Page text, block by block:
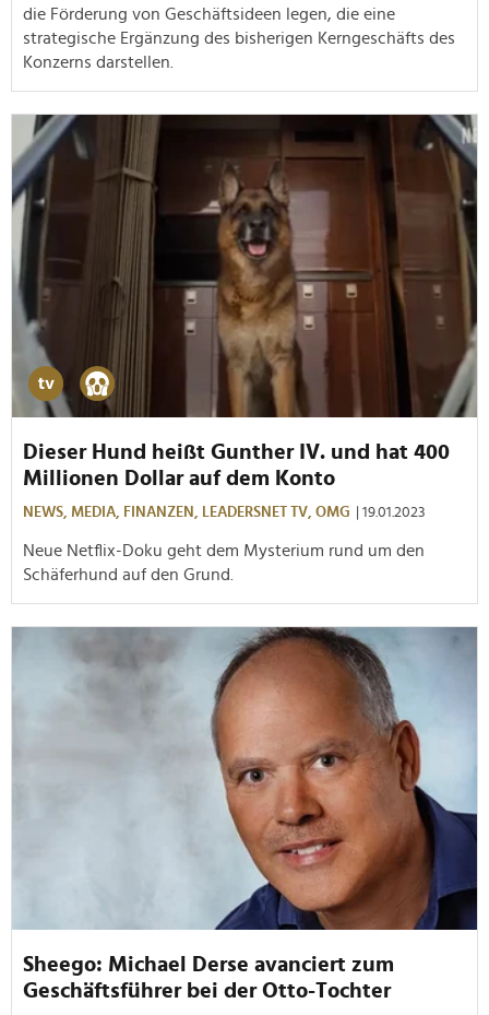
die Förderung von Geschäftsideen legen, die eine
strategische Ergänzung des bisherigen Kerngeschäfts des
Konzerns darstellen.
Dieser Hund heißt Gunther IV. und hat 400
Millionen Dollar auf dem Konto
NEWS, MEDIA, FINANZEN, LEADERSNET TV, OMG | 19.01.2023
Neue Netflix-Doku geht dem Mysterium rund um den
Schäferhund auf den Grund.
Sheego: Michael Derse avanciert zum
Geschäftsführer bei der Otto-Tochter